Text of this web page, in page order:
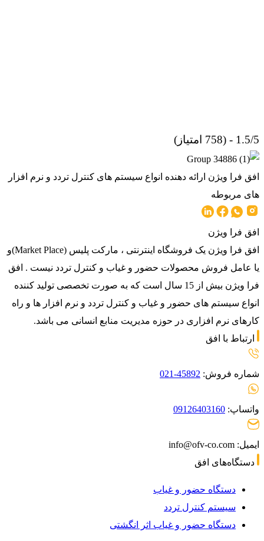
1.5/5 - (758 امتیاز)
افق فرا ویژن ارائه دهنده انواع سیستم های کنترل تردد و نرم افزار
های مربوطه
افق فرا ویژن
افق فرا ویژن یک فروشگاه اینترنتی ، مارکت پلیس (Market Place)و
یا عامل فروش محصولات حضور و غیاب و کنترل تردد نیست . افق
فرا ویژن بیش از 15 سال است که به صورت تخصصی تولید کننده
انواع سیستم های حضور و غیاب و کنترل تردد و نرم افزار ها و راه
کارهای نرم افزاری در حوزه مدیریت منابع انسانی می باشد.
ارتباط با افق
شماره فروش: 45892-021
واتساپ: 09126403160
ایمیل: info@ofv-co.com
دستگاه‌های افق
دستگاه حضور و غیاب
سیستم کنترل تردد
دستگاه حضور و غیاب اثر انگشتی